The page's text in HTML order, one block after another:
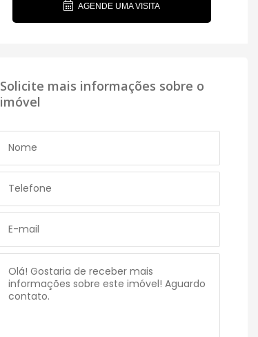
AGENDE UMA VISITA
Solicite mais informações sobre o
imóvel